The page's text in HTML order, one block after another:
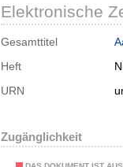
Elektronische
Gesamttitel
Heft
URN
Zugänglichkeit